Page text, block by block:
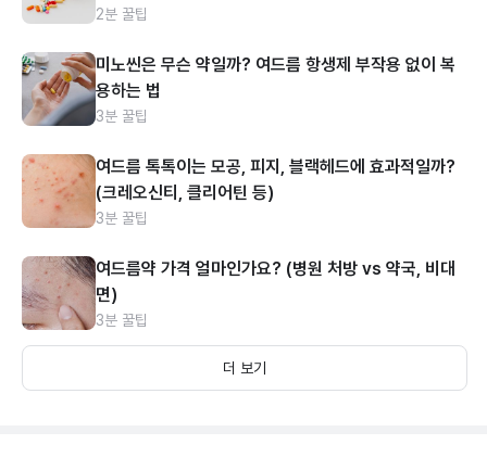
2분 꿀팁
미노씬은 무슨 약일까? 여드름 항생제 부작용 없이 복
용하는 법
3분 꿀팁
여드름 톡톡이는 모공, 피지, 블랙헤드에 효과적일까?
(크레오신티, 클리어틴 등)
3분 꿀팁
여드름약 가격 얼마인가요? (병원 처방 vs 약국, 비대
면)
3분 꿀팁
더 보기